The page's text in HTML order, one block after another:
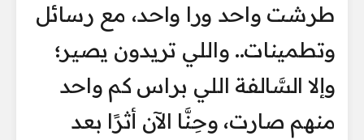
طرشت واحد ورا واحد، مع رسائل
وتطمينات.. واللي تريدون يصير؛
وإلا السَّالفة اللي براس كم واحد
منهم صارت، وحِنَّا الآن أثرًا بعد